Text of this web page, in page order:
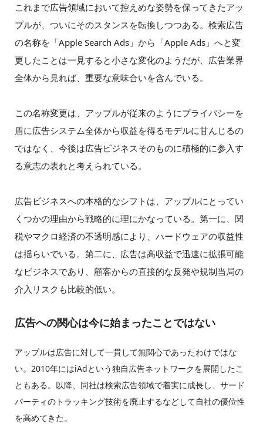
これまで広告領域において控えめな姿勢を保ってきたアッ
プルが、ついにそのスタンスを転換しつつある。検索広告
の名称を「Apple Search Ads」から「Apple Ads」へと変
更したことは一見すると小さな変化のようだが、広告業界
全体から見れば、重要な意味合いを含んでいる。
この名称変更は、アップルが従来のようにプライバシーを
盾に広告システム全体から収益を得るモデルに甘んじるの
ではなく、今後は広告ビジネスそのものに積極的に参入す
る意志の表れと考えられている。
広告ビジネスへの本格的なシフトは、アップルにとってい
くつかの理由から戦略的に理にかなっている。第一に、関
税やマクロ経済の不透明感により、ハードウェアの収益性
は揺らいでいる。第二に、広告は高収益で迅速に拡張可能
なビジネスであり、顧客からの直接的な反発や規制当局の
介入リスクも比較的低い。
広告への関心は今に始まったことではない
アップルは広告に対して一貫して無関心であったわけではな
い。2010年にはiAdという独自広告ネットワークを展開したこ
ともある。以降、同社は検索広告領域で着実に成長し、サード
パーティのトラッキング技術を廃止するなどして自社の優位性
を高めてきた。